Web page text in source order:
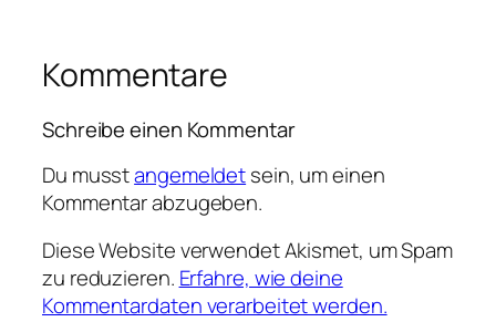
Kommentare
Schreibe einen Kommentar
Du musstangemeldetsein, um einen
Kommentar abzugeben.
Diese Website verwendet Akismet, um Spam
zu reduzieren. Erfahre, wie deine
Kommentardaten verarbeitet werden.